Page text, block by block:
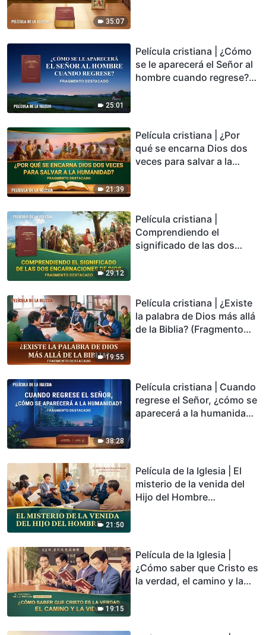
35:07
25:01
Película cristiana | ¿Cómo
se le aparecerá el Señor al
hombre cuando regrese?
21:39
Película cristiana | ¿Por
qué se encarna Dios dos
veces para salvar a la
29:12
Película cristiana |
Comprendiendo el
significado de las dos
19:55
Película cristiana | ¿Existe
la palabra de Dios más allá
de la Biblia? (Fragmento
38:28
Película cristiana | Cuando
regrese el Señor, ¿cómo se
aparecerá a la humanidad?
21:50
Película de la Iglesia | El
misterio de la venida del
Hijo del Hombre
19:15
Película de la Iglesia |
¿Cómo saber que Cristo es
la verdad, el camino y la